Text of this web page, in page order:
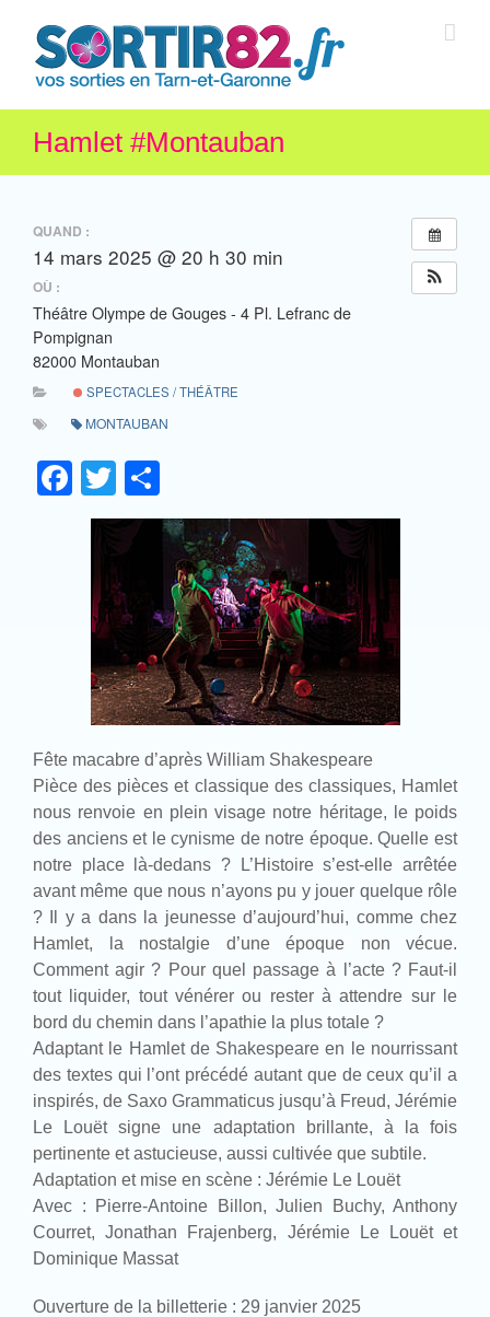
Hamlet #Montauban
QUAND :
14 mars 2025 @ 20 h 30 min
OÙ :
Théâtre Olympe de Gouges - 4 Pl. Lefranc de
Pompignan
82000 Montauban
SPECTACLES / THÉÂTRE
MONTAUBAN
Facebook
Twitter
Fête macabre d’après William Shakespeare
Pièce des pièces et classique des classiques, Hamlet
nous renvoie en plein visage notre héritage, le poids
des anciens et le cynisme de notre époque. Quelle est
notre place là-dedans ? L’Histoire s’est-elle arrêtée
avant même que nous n’ayons pu y jouer quelque rôle
? Il y a dans la jeunesse d’aujourd’hui, comme chez
Hamlet, la nostalgie d’une époque non vécue.
Comment agir ? Pour quel passage à l’acte ? Faut-il
tout liquider, tout vénérer ou rester à attendre sur le
bord du chemin dans l’apathie la plus totale ?
Adaptant le Hamlet de Shakespeare en le nourrissant
des textes qui l’ont précédé autant que de ceux qu’il a
inspirés, de Saxo Grammaticus jusqu’à Freud, Jérémie
Le Louët signe une adaptation brillante, à la fois
pertinente et astucieuse, aussi cultivée que subtile.
Adaptation et mise en scène : Jérémie Le Louët
Avec : Pierre-Antoine Billon, Julien Buchy, Anthony
Courret, Jonathan Frajenberg, Jérémie Le Louët et
Dominique Massat
Ouverture de la billetterie : 29 janvier 2025